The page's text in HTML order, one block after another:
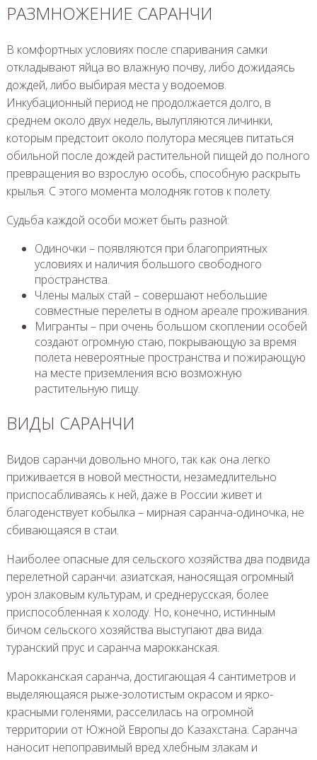
РАЗМНОЖЕНИЕ САРАНЧИ
В комфортных условиях после спаривания самки
откладывают яйца во влажную почву, либо дожидаясь
дождей, либо выбирая места у водоемов.
Инкубационный период не продолжается долго, в
среднем около двух недель, вылупляются личинки,
которым предстоит около полутора месяцев питаться
обильной после дождей растительной пищей до полного
превращения во взрослую особь, способную раскрыть
крылья. С этого момента молодняк готов к полету.
Судьба каждой особи может быть разной:
Одиночки – появляются при благоприятных
условиях и наличия большого свободного
пространства.
Члены малых стай – совершают небольшие
совместные перелеты в одном ареале проживания.
Мигранты – при очень большом скоплении особей
создают огромную стаю, покрывающую за время
полета невероятные пространства и пожирающую
на месте приземления всю возможную
растительную пищу.
ВИДЫ САРАНЧИ
Видов саранчи довольно много, так как она легко
приживается в новой местности, незамедлительно
приспосабливаясь к ней, даже в России живет и
благоденствует кобылка – мирная саранча-одиночка, не
сбивающаяся в стаи.
Наиболее опасные для сельского хозяйства два подвида
перелетной саранчи: азиатская, наносящая огромный
урон злаковым культурам, и среднерусская, более
приспособленная к холоду. Но, конечно, истинным
бичом сельского хозяйства выступают два вида:
туранский прус и саранча марокканская.
Марокканская саранча, достигающая 4 сантиметров и
выделяющаяся рыже-золотистым окрасом и ярко-
красными голенями, расселилась на огромной
территории от Южной Европы до Казахстана. Саранча
наносит непоправимый вред хлебным злакам и